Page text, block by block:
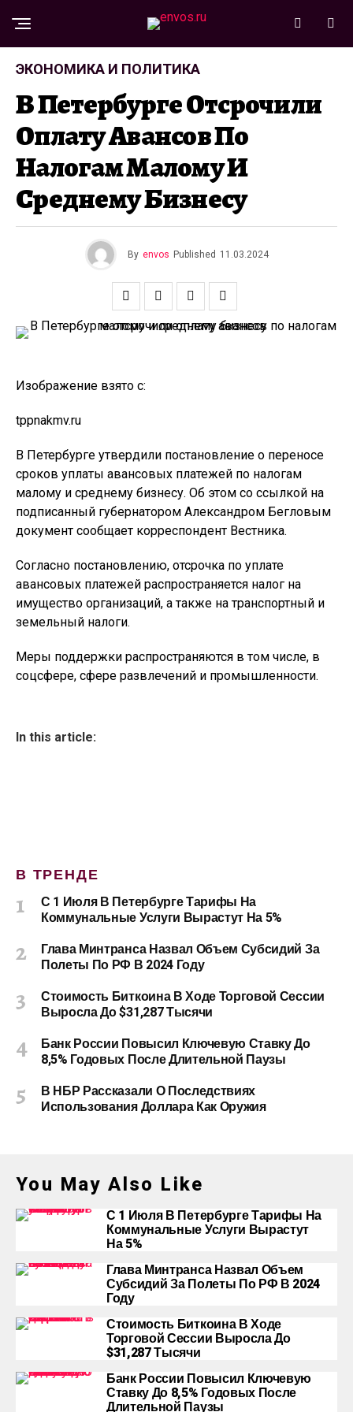
ЭКОНОМИКА И ПОЛИТИКА
В Петербурге Отсрочили
Оплату Авансов По
Налогам Малому И
Среднему Бизнесу
By envos Published 11.03.2024
Изображение взято с:
tppnakmv.ru
В Петербурге утвердили постановление о переносе
сроков уплаты авансовых платежей по налогам
малому и среднему бизнесу. Об этом со ссылкой на
подписанный губернатором Александром Бегловым
документ сообщает корреспондент Вестника.
Согласно постановлению, отсрочка по уплате
авансовых платежей распространяется налог на
имущество организаций, а также на транспортный и
земельный налоги.
Меры поддержки распространяются в том числе, в
соцсфере, сфере развлечений и промышленности.
In this article:
В ТРЕНДЕ
С 1 Июля В Петербурге Тарифы На
Коммунальные Услуги Вырастут На 5%
Глава Минтранса Назвал Объем Субсидий За
Полеты По РФ В 2024 Году
Стоимость Биткоина В Ходе Торговой Сессии
Выросла До $31,287 Тысячи
Банк России Повысил Ключевую Ставку До
8,5% Годовых После Длительной Паузы
В НБР Рассказали О Последствиях
Использования Доллара Как Оружия
You May Also Like
С 1 Июля В Петербурге Тарифы На
Коммунальные Услуги Вырастут
На 5%
Глава Минтранса Назвал Объем
Субсидий За Полеты По РФ В 2024
Году
Стоимость Биткоина В Ходе
Торговой Сессии Выросла До
$31,287 Тысячи
Банк России Повысил Ключевую
Ставку До 8,5% Годовых После
Длительной Паузы